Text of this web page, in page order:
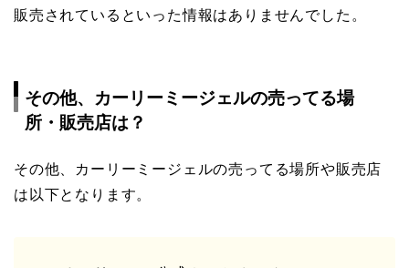
販売されているといった情報はありませんでした。
その他、カーリーミージェルの売ってる場
所・販売店は？
その他、カーリーミージェルの売ってる場所や販売店
は以下となります。